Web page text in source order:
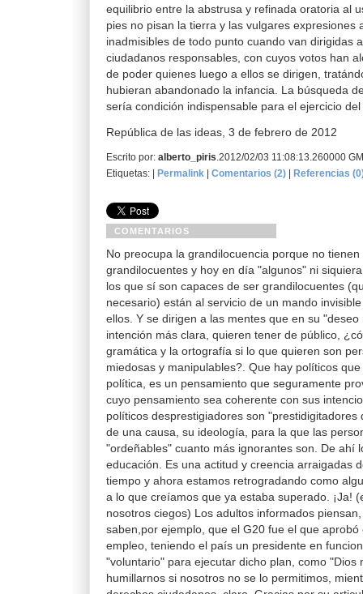
equilibrio entre la abstrusa y refinada oratoria al
pies no pisan la tierra y las vulgares expresiones
inadmisibles de todo punto cuando van dirigidas
ciudadanos responsables, con cuyos votos han
de poder quienes luego a ellos se dirigen,
hubieran abandonado la infancia. La búsqueda
sería condición indispensable para el ejercicio del
República de las ideas, 3 de febrero de 2012
Escrito por: alberto_piris .2012/02/03 11:08:13.260000
Etiquetas: | Permalink | Comentarios (2) | Referencias
COMENTARIOS
No preocupa la grandilocuencia porque no
grandilocuentes y hoy en día "algunos" ni
los que sí son capaces de ser grandilocuentes
necesario) están al servicio de un mando
ellos. Y se dirigen a las mentes que en su
intención más clara, quieren tener de público,
gramática y la ortografía si lo que quieren son
miedosas y manipulables?. Que hay políticos
política, es un pensamiento que seguramente
cuyo pensamiento sea coherente con sus
políticos desprestigiadores son "prestidigitadores
de una causa, su ideología, para la que las
"ordeñables" cuanto más ignorantes son. De ahí
educación. Es una actitud y creencia arraigadas
tiempo y ahora estamos retrogradando como
a lo que creíamos que ya estaba superado. ¡Ja!
nosotros ciegos) Los adultos informados
saben,por ejemplo, que el G20 fue el que aprobó
empleo, teniendo el país un presidente en
"voluntario" para ejecutar dicho plan, como "Dios
humillarnos si nosotros no se lo permitimos,